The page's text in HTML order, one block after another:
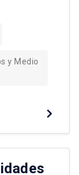
y Medio